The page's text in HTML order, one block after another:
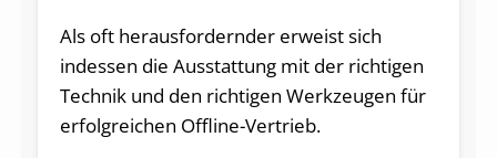
Als oft herausfordernder erweist sich
indessen die Ausstattung mit der richtigen
Technik und den richtigen Werkzeugen für
erfolgreichen Offline-Vertrieb.